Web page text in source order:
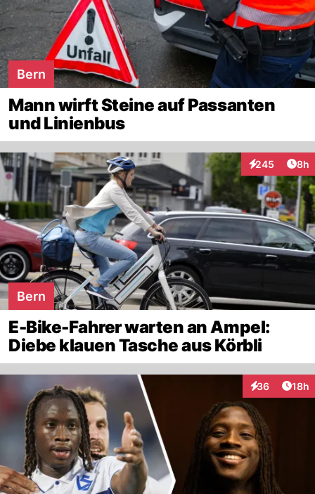
Bern
Mann wirft Steine auf Passanten
und Linienbus
245
Interaktionen
8h
Bern
E-Bike-Fahrer warten an Ampel:
Diebe klauen Tasche aus Körbli
36
Interaktionen
18h